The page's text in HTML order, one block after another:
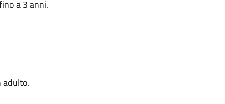
a 3 anni.
adulto.